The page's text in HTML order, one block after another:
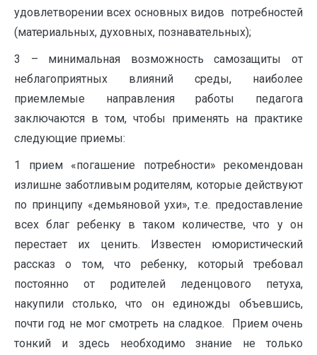
удовлетворении всех основных видов потребностей
(материальных, духовных, познавательных);
3 – минимальная возможность самозащиты от
неблагоприятных влияний среды, наиболее
приемлемые направления работы педагога
заключаются в том, чтобы применять на практике
следующие приемы:
1 прием «погашение потребности» рекомендован
излишне заботливым родителям, которые действуют
по принципу «демьяновой ухи», т.е. предоставление
всех благ ребенку в таком количестве, что у он
перестает их ценить. Известен юмористический
рассказ о том, что ребенку, который требовал
постоянно от родителей леденцового петуха,
накупили столько, что он единожды объевшись,
почти год не мог смотреть на сладкое. Прием очень
тонкий и здесь необходимо знание не только